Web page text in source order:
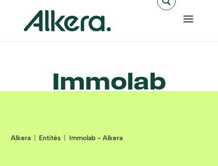
Immolab
Alkera Entités Immolab - Alkera